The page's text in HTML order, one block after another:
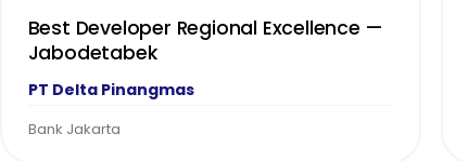
Best Developer Regional Excellence —
Jabodetabek
PT Delta Pinangmas
Bank Jakarta